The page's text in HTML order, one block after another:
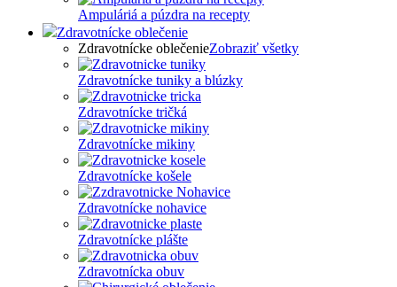
Ampuláriá a púzdra na recepty
Zdravotnícke oblečenie
Zdravotnícke oblečenieZobraziť všetky
Zdravotnícke tuniky a blúzky
Zdravotnícke tričká
Zdravotnícke mikiny
Zdravotnícke košele
Zdravotnícke nohavice
Zdravotnícke plášte
Zdravotnícka obuv